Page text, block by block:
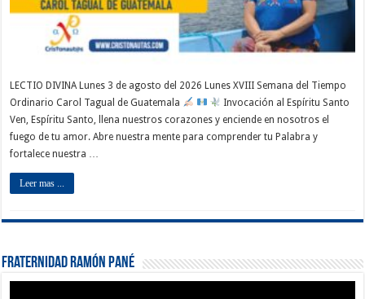
LECTIO DIVINA Lunes 3 de agosto del 2026 Lunes XVIII Semana del Tiempo
Ordinario Carol Tagual de Guatemala
Invocación al Espíritu Santo
Ven, Espíritu Santo, llena nuestros corazones y enciende en nosotros el
fuego de tu amor. Abre nuestra mente para comprender tu Palabra y
fortalece nuestra …
Leer mas ...
Fraternidad Ramón Pané